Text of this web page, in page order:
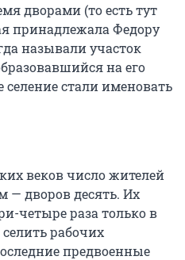
дворами (то есть тут
принадлежала Федору
называли участок
на его
селение стали именовать
веков число жителей
— дворов десять. Их
четыре раза только в
селить рабочих
предвоенные